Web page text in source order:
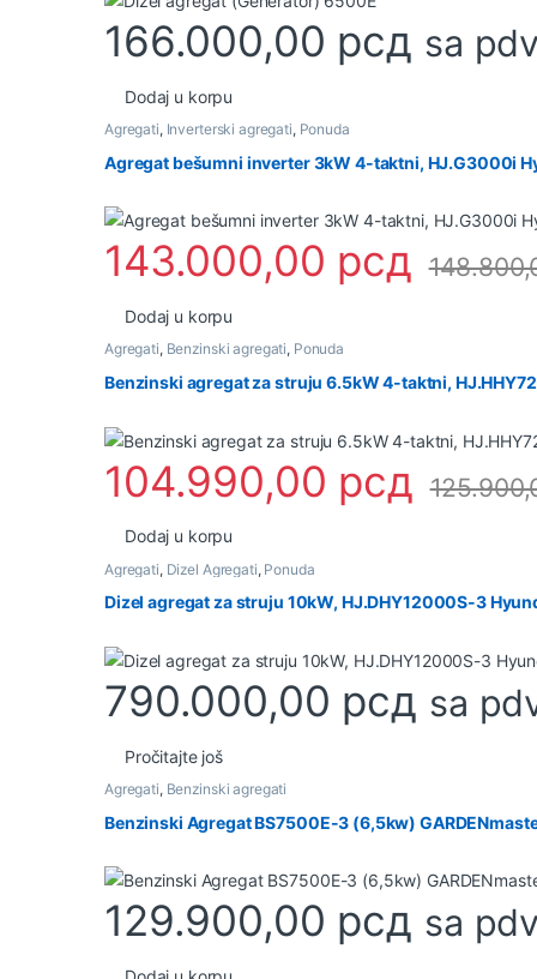
166.000,00 рсд sa
Dodaj u korpu
Agregati, Inverterski agregati, Ponuda
Agregat bešumni inverter 3kW 4-taktni, HJ.G3000i
143.000,00 рсд
Dodaj u korpu
Agregati, Benzinski agregati, Ponuda
Benzinski agregat za struju 6.5kW 4-taktni,
104.990,00 рсд
Dodaj u korpu
Agregati, Dizel Agregati, Ponuda
Dizel agregat za struju 10kW, HJ.DHY12000S-3
790.000,00 рсд sa
Pročitajte još
Agregati, Benzinski agregati
Benzinski Agregat BS7500E-3 (6,5kw)
129.900,00 рсд sa